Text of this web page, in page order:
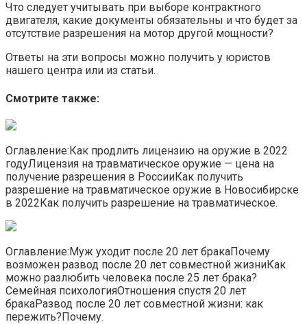
Что следует учитывать при выборе контрактного
двигателя, какие документы обязательны и что будет за
отсутствие разрешения на мотор другой мощности?
Ответы на эти вопросы можно получить у юристов
нашего центра или из статьи.
Смотрите также:
Оглавление:Как продлить лицензию на оружие в 2022
годуЛицензия на травматическое оружие — цена на
получение разрешения в РоссииКак получить
разрешение на травматическое оружие в Новосибирске
в 2022Как получить разрешение на травматическое.
Оглавление:Муж уходит после 20 лет бракаПочему
возможен развод после 20 лет совместной жизниКак
можно разлюбить человека после 25 лет брака?
Семейная психологияОтношения спустя 20 лет
бракаРазвод после 20 лет совместной жизни: как
пережить?Почему.